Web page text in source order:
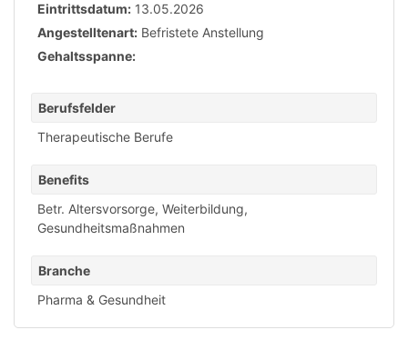
Eintrittsdatum: 13.05.2026
Angestelltenart: Befristete Anstellung
Gehaltsspanne:
Berufsfelder
Therapeutische Berufe
Benefits
Betr. Altersvorsorge, Weiterbildung,
Gesundheitsmaßnahmen
Branche
Pharma & Gesundheit